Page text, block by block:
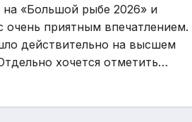
«Большой рыбе 2026» и
очень приятным впечатлением.
действительно на высшем
хочется отметить…